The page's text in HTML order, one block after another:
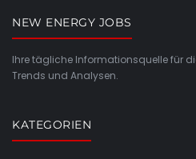
NEW ENERGY JOBS
Ihre tägliche Informationsquelle für
Trends und Analysen.
KATEGORIEN